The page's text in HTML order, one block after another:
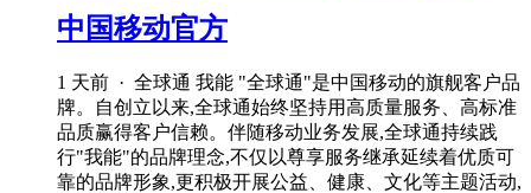
中国移动官方
1 天前 · 全球通 我能 "全球通"是中国移动的旗舰客户品
牌。自创立以来,全球通始终坚持用高质量服务、高标准
品质赢得客户信赖。伴随移动业务发展,全球通持续践
行"我能"的品牌理念,不仅以尊享服务继承延续着优质可
靠的品牌形象,更积极开展公益、健康、文化等主题活动,